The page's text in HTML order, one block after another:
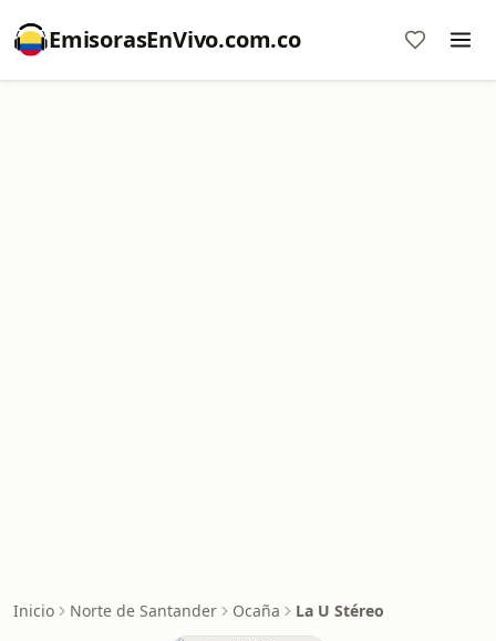
EmisorasEnVivo.com.co
Inicio Norte de Santander Ocaña La U Stéreo